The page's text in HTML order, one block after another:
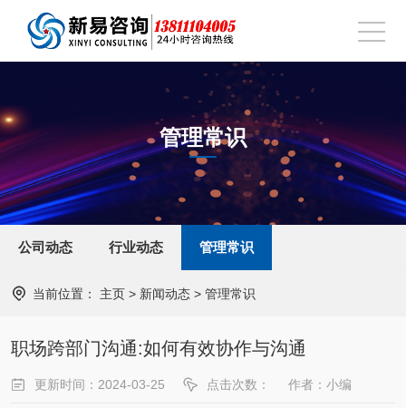
管理常识
公司动态 行业动态 管理常识
当前位置： 主页 > 新闻动态 > 管理常识
职场跨部门沟通:如何有效协作与沟通
更新时间：2024-03-25 点击次数： 作者：小编